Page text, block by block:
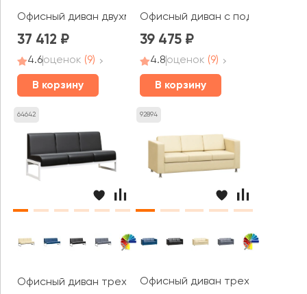
Офисный диван двухместный Форест / Forest
37 412
4.6оценок (9)
В корзину
Офисный диван с
39 475
4.8оценок (9)
В корзину
64642
Офисный диван трехместный Модуль / Module
92894
Офисный диван трехместный